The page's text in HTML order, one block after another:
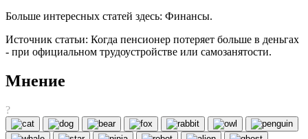
Больше интересных статей здесь: Финансы.
Источник статьи: Когда пенсионер потеряет больше в деньгах
- при официальном трудоустройстве или самозанятости.
Мнение
?